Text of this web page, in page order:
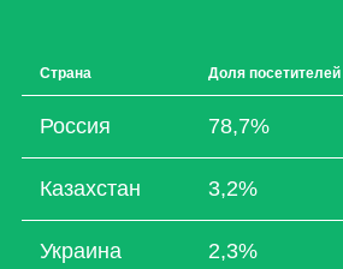
Страна Доля посетителей
Россия 78,7%
Казахстан 3,2%
Украина 2,3%